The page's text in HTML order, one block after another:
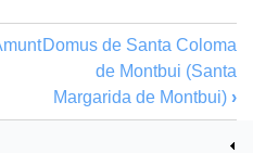
Domus de Santa Coloma
de Montbui (Santa
Margarida de Montbui) ›